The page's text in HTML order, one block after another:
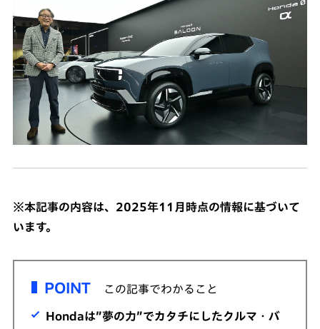
※本記事の内容は、2025年11月時点の情報に基づいて
います。​
POINT この記事でわかること
Hondaは”夢の力”でカタチにしたクルマ・バ